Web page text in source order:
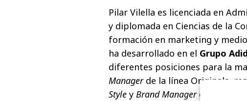
Pilar Vilella es licenciada en
y diplomada en Ciencias de la
formación en marketing y
ha desarrollado en el Grupo
diferentes posiciones para la
Managerde la línea Originals,
Style y Brand Managerde